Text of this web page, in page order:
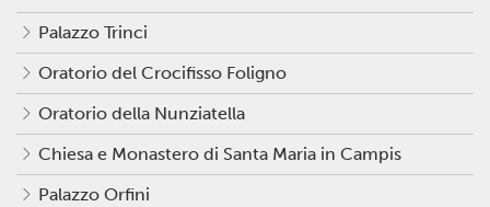
Palazzo Trinci
Oratorio del Crocifisso Foligno
Oratorio della Nunziatella
Chiesa e Monastero di Santa Maria in Campis
Palazzo Orfini